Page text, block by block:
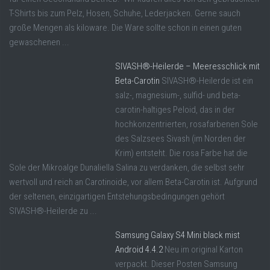
T-Shirts bis zum Pelz, Hosen, Schuhe, Lederjacken. Gerne sauch
große Mengen als kiloware. Die Ware sollte schon in einen guten
gewaschenen ...
SIVASH®-Heilerde – Meeresschlick mit
Beta-Carotin SIVASH®-Heilerde ist ein
salz-, magnesium-, sulfid- und beta-
carotin-haltiges Peloid, das in der
hochkonzentrierten, rosafarbenen Sole
des Salzsees Sivash (im Norden der
Krim) entsteht. Die rosa Farbe hat die
Sole der Mikroalge Dunaliella Salina zu verdanken, die selbst sehr
wertvoll und reich an Carotinoide, vor allem Beta-Carotin ist. Aufgrund
der seltenen, einzigartigen Entstehungsbedingungen gehört
SIVASH®-Heilerde zu ...
Samsung Galaxy S4 Mini black mist
Android 4.4.2 Neu im original Karton
verpackt. Dieser Posten Samsung